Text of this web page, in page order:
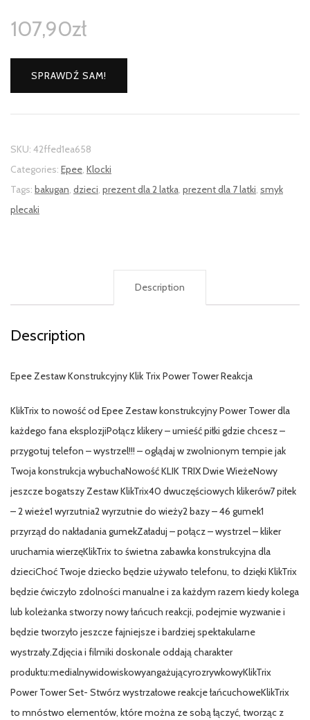
107,90zł
SPRAWDŹ SAM!
SKU: 42ffed1ea658
Categories: Epee, Klocki
Tags: bakugan, dzieci, prezent dla 2 latka, prezent dla 7 latki, smyk
plecaki
Description
Description
Epee Zestaw Konstrukcyjny Klik Trix Power Tower Reakcja
KlikTrix to nowość od Epee Zestaw konstrukcyjny Power Tower dla
każdego fana eksplozjiPołącz klikery – umieść piłki gdzie chcesz –
przygotuj telefon – wystrzel!!! – oglądaj w zwolnionym tempie jak
Twoja konstrukcja wybuchaNowość KLIK TRIX Dwie WieżeNowy
jeszcze bogatszy Zestaw KlikTrix40 dwuczęściowych klikerów7 piłek
– 2 wieże1 wyrzutnia2 wyrzutnie do wieży2 bazy – 46 gumek1
przyrząd do nakładania gumekZaładuj – połącz – wystrzel – kliker
uruchamia wierzęKlikTrix to świetna zabawka konstrukcyjna dla
dzieciChoć Twoje dziecko będzie używało telefonu, to dzięki KlikTrix
będzie ćwiczyło zdolności manualne i za każdym razem kiedy kolega
lub koleżanka stworzy nowy łańcuch reakcji, podejmie wyzwanie i
będzie tworzyło jeszcze fajniejsze i bardziej spektakularne
wystrzały.Zdjęcia i filmiki doskonale oddają charakter
produktu:medialnywidowiskowyangażującyrozrywkowyKlikTrix
Power Tower Set- Stwórz wystrzałowe reakcje łańcuchoweKlikTrix
to mnóstwo elementów, które można ze sobą łączyć, tworząc z